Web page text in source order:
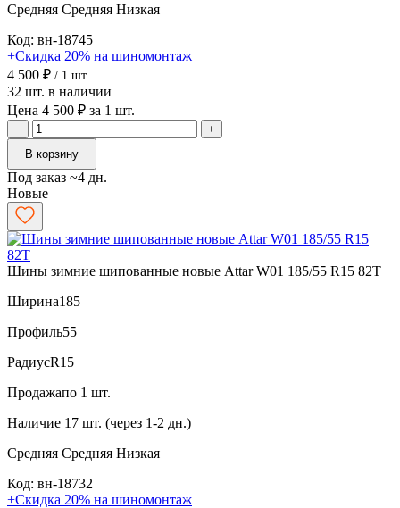
Средняя Средняя Низкая
Код: вн-18745
+Скидка 20% на шиномонтаж
4 500 ₽ / 1 шт
32 шт. в наличии
Цена 4 500 ₽ за 1 шт.
−
+
В корзину
Под заказ ~4 дн.
Новые
Шины зимние шипованные новые Attar W01 185/55 R15 82T
Ширина185
Профиль55
РадиусR15
Продажапо 1 шт.
Наличие 17 шт. (через 1-2 дн.)
Средняя Средняя Низкая
Код: вн-18732
+Скидка 20% на шиномонтаж